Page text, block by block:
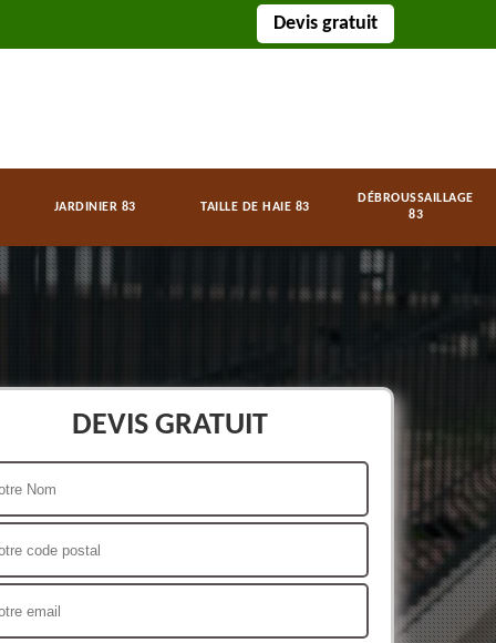
Devis gratuit
JARDINIER 83 TAILLE DE HAIE 83
DÉBROUSSAILLAGE
83
DEVIS GRATUIT